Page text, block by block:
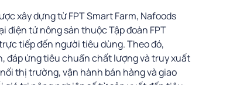
xây dựng từ FPT Smart Farm, Nafoods
điện tử nông sản thuộc Tập đoàn FPT
tiếp đến người tiêu dùng. Theo đó,
đáp ứng tiêu chuẩn chất lượng và truy xuất
thị trường, vận hành bán hàng và giao